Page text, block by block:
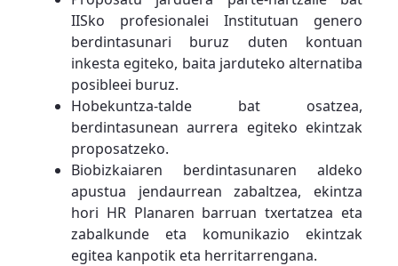
IISko profesionalei Institutuan genero
berdintasunari buruz duten kontuan
inkesta egiteko, baita jarduteko alternatiba
posibleei buruz.
Hobekuntza-talde bat osatzea,
berdintasunean aurrera egiteko ekintzak
proposatzeko.
Biobizkaiaren berdintasunaren aldeko
apustua jendaurrean zabaltzea, ekintza
hori HR Planaren barruan txertatzea eta
zabalkunde eta komunikazio ekintzak
egitea kanpotik eta herritarrengana.